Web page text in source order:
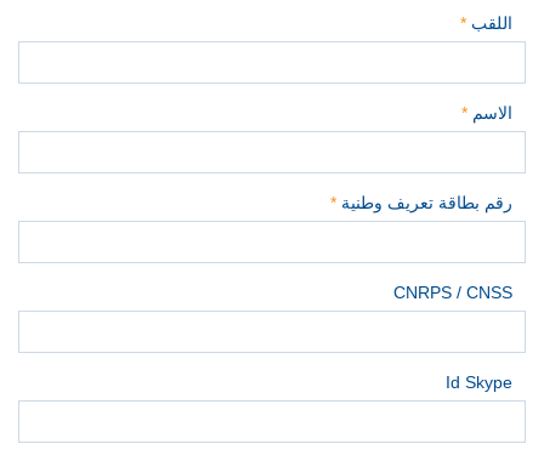
اللقب *
الاسم *
رقم بطاقة تعريف وطنية *
CNRPS / CNSS
Id Skype